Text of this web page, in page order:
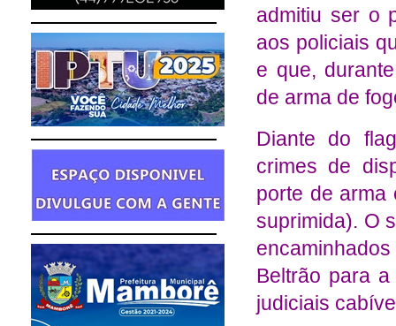
admitiu ser o
aos policiais
e que,
de arma de
Diante do
crimes de
porte de arma
suprimida). O
Beltrão para
judiciais